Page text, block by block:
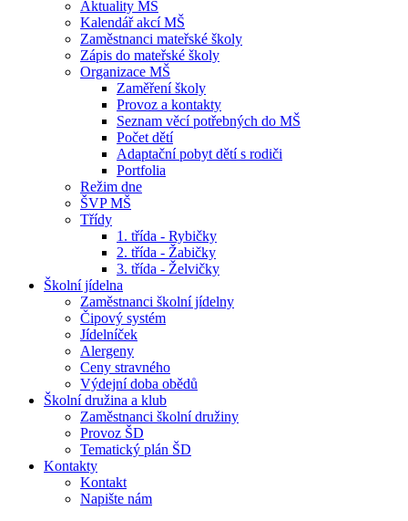
Aktuality MŠ
Kalendář akcí MŠ
Zaměstnanci mateřské školy
Zápis do mateřské školy
Organizace MŠ
Zaměření školy
Provoz a kontakty
Seznam věcí potřebných do MŠ
Počet dětí
Adaptační pobyt dětí s rodiči
Portfolia
Režim dne
ŠVP MŠ
Třídy
1. třída - Rybičky
2. třída - Žabičky
3. třída - Želvičky
Školní jídelna
Zaměstnanci školní jídelny
Čipový systém
Jídelníček
Alergeny
Ceny stravného
Výdejní doba obědů
Školní družina a klub
Zaměstnanci školní družiny
Provoz ŠD
Tematický plán ŠD
Kontakty
Kontakt
Napište nám